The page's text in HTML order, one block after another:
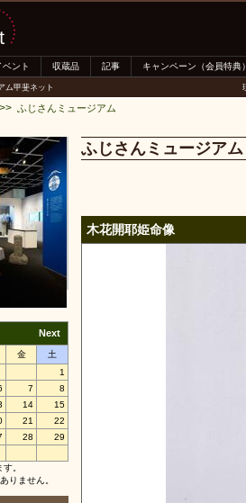
ベント 収蔵品 記事 キャンペーン（会員特典
ム甲斐ネット
>> ふじさんミュージアム
Next
金
土
1
7
8
14
15
21
22
28
29
。
りません。
ふじさんミュージアム
木花開耶姫命像